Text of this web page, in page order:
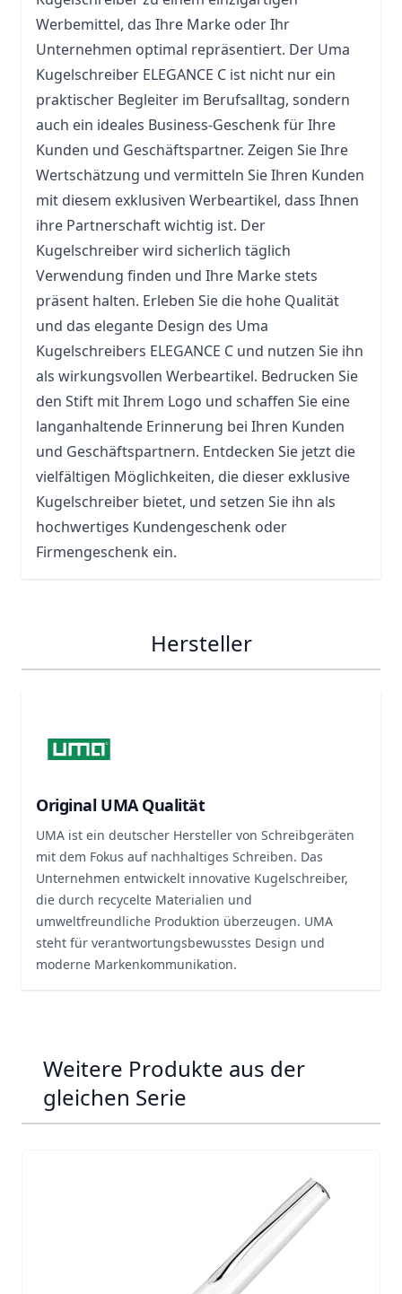
Werbemittel, das Ihre Marke oder Ihr
Unternehmen optimal repräsentiert. Der Uma
Kugelschreiber ELEGANCE C ist nicht nur ein
praktischer Begleiter im Berufsalltag, sondern
auch ein ideales Business-Geschenk für Ihre
Kunden und Geschäftspartner. Zeigen Sie Ihre
Wertschätzung und vermitteln Sie Ihren Kunden
mit diesem exklusiven Werbeartikel, dass Ihnen
ihre Partnerschaft wichtig ist. Der
Kugelschreiber wird sicherlich täglich
Verwendung finden und Ihre Marke stets
präsent halten. Erleben Sie die hohe Qualität
und das elegante Design des Uma
Kugelschreibers ELEGANCE C und nutzen Sie ihn
als wirkungsvollen Werbeartikel. Bedrucken Sie
den Stift mit Ihrem Logo und schaffen Sie eine
langanhaltende Erinnerung bei Ihren Kunden
und Geschäftspartnern. Entdecken Sie jetzt die
vielfältigen Möglichkeiten, die dieser exklusive
Kugelschreiber bietet, und setzen Sie ihn als
hochwertiges Kundengeschenk oder
Firmengeschenk ein.
Hersteller
Original UMA Qualität
UMA ist ein deutscher Hersteller von Schreibgeräten
mit dem Fokus auf nachhaltiges Schreiben. Das
Unternehmen entwickelt innovative Kugelschreiber,
die durch recycelte Materialien und
umweltfreundliche Produktion überzeugen. UMA
steht für verantwortungsbewusstes Design und
moderne Markenkommunikation.
Weitere Produkte aus der
gleichen Serie